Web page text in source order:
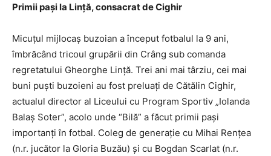
Primii paşi la Linţă, consacrat de Cighir
Micuţul mijlocaş buzoian a început fotbalul la 9 ani,
îmbrăcând tricoul grupării din Crâng sub comanda
regreta­tului Gheorghe Linţă. Trei ani mai târziu, cei mai
buni puşti buzoieni au fost preluaţi de Cătălin Cighir,
actualul director al Liceului cu Program Sportiv „Iolanda
Balaş Soter”, acolo unde “Bilă” a făcut primii paşi
importanţi în fotbal. Coleg de generaţie cu Mihai Renţea
(n.r. jucător la Gloria Buzău) şi cu Bogdan Scarlat (n.r.